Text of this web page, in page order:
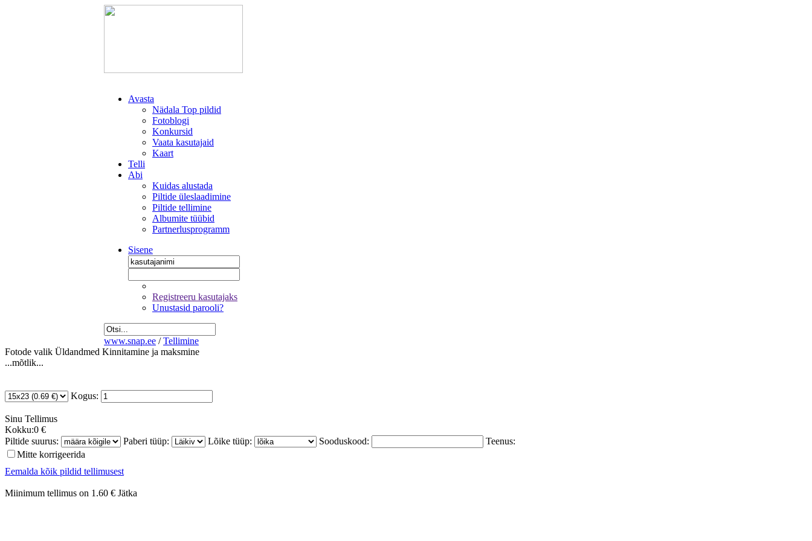
Avasta
Nädala Top pildid
Fotoblogi
Konkursid
Vaata kasutajaid
Kaart
Telli
Abi
Kuidas alustada
Piltide üleslaadimine
Piltide tellimine
Albumite tüübid
Partnerlusprogramm
Sisene
Registreeru kasutajaks
Unustasid parooli?
www.snap.ee / Tellimine
Fotode valik Üldandmed Kinnitamine ja maksmine
...mõtlik...
Kogus:
Sinu Tellimus
Kokku:0 €
Piltide suurus:
Paberi tüüp: Lõike tüüp: Sooduskood:
Teenus:
Mitte korrigeerida
Eemalda kõik pildid tellimusest
Miinimum tellimus on 1.60 € Jätka